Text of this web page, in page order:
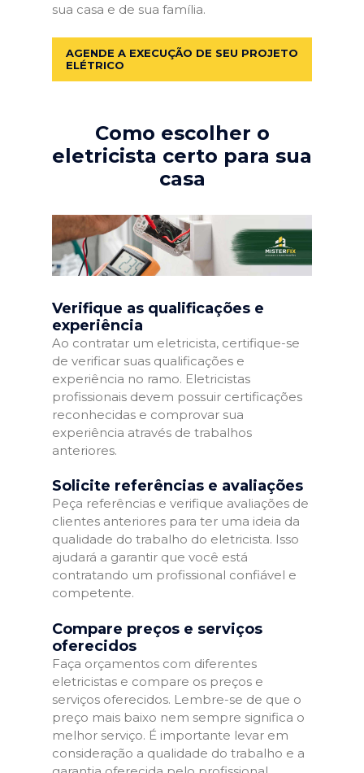
sua casa e de sua família.
AGENDE A EXECUÇÃO DE SEU PROJETO
ELÉTRICO
Como escolher o
eletricista certo para sua
casa
Verifique as qualificações e
experiência
Ao contratar um eletricista, certifique-se
de verificar suas qualificações e
experiência no ramo. Eletricistas
profissionais devem possuir certificações
reconhecidas e comprovar sua
experiência através de trabalhos
anteriores.
Solicite referências e avaliações
Peça referências e verifique avaliações de
clientes anteriores para ter uma ideia da
qualidade do trabalho do eletricista. Isso
ajudará a garantir que você está
contratando um profissional confiável e
competente.
Compare preços e serviços
oferecidos
Faça orçamentos com diferentes
eletricistas e compare os preços e
serviços oferecidos. Lembre-se de que o
preço mais baixo nem sempre significa o
melhor serviço. É importante levar em
consideração a qualidade do trabalho e a